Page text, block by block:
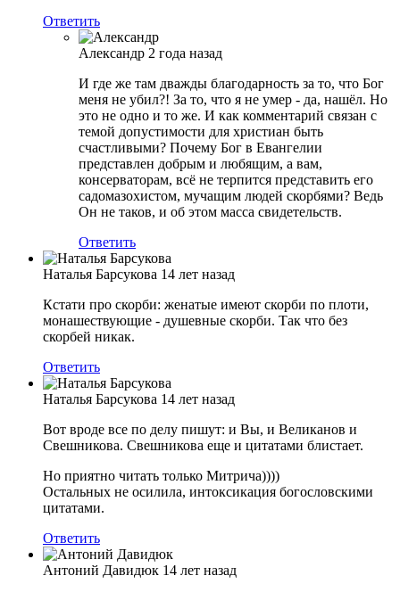
Ответить
Александр 2 года назад
И где же там дважды благодарность за то, что Бог
меня не убил?! За то, что я не умер - да, нашёл. Но
это не одно и то же. И как комментарий связан с
темой допустимости для христиан быть
счастливыми? Почему Бог в Евангелии
представлен добрым и любящим, а вам,
консерваторам, всё не терпится представить его
садомазохистом, мучащим людей скорбями? Ведь
Он не таков, и об этом масса свидетельств.
Ответить
Наталья Барсукова 14 лет назад
Кстати про скорби: женатые имеют скорби по плоти,
монашествующие - душевные скорби. Так что без
скорбей никак.
Ответить
Наталья Барсукова 14 лет назад
Вот вроде все по делу пишут: и Вы, и Великанов и
Свешникова. Свешникова еще и цитатами блистает.
Но приятно читать только Митрича))))
Остальных не осилила, интоксикация богословскими
цитатами.
Ответить
Антоний Давидюк 14 лет назад